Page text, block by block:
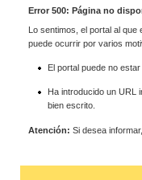
Error 500: Página no
Lo sentimos, el portal al
puede ocurrir por varios
El portal puede no
Ha introducido un URL
bien escrito.
Atención: Si desea